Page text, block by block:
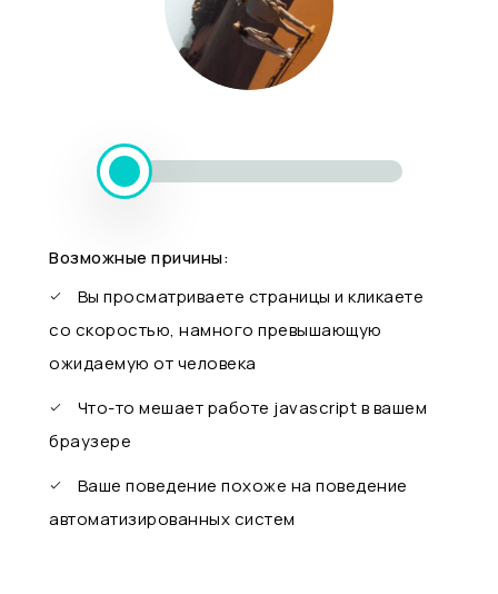
Возможные причины:
Вы просматриваете страницы и кликаете
со скоростью, намного превышающую
ожидаемую от человека
Что-то мешает работе javascript в вашем
браузере
Ваше поведение похоже на поведение
автоматизированных систем